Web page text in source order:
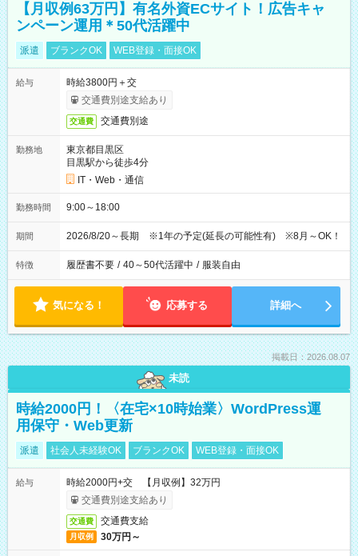
【月収例63万円】有名外資ECサイト！広告キャ
ンペーン運用＊50代活躍中
派遣 ブランクOK WEB登録・面接OK
給与
時給3800円＋交
交通費別途支給あり
交通費 交通費別途
勤務地
東京都目黒区
目黒駅から徒歩4分
IT・Web・通信
勤務時間 9:00～18:00
期間 2026/8/20～長期 ※1年の予定(延長の可能性有) ※8月～OK！
特徴 履歴書不要 / 40～50代活躍中 / 服装自由
気になる！ 応募する 詳細へ
掲載日：2026.08.07
未読
時給2000円！〈在宅×10時始業〉WordPress運
用保守・Web更新
派遣 社会人未経験OK ブランクOK WEB登録・面接OK
給与
時給2000円+交 【月収例】32万円
交通費別途支給あり
交通費 交通費支給
月収例 30万円～